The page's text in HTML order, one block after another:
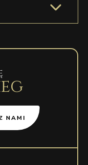
NAMI